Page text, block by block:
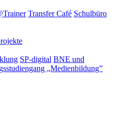
Transfer Café Schulbüro
SP-digital BNE und
„Medienbildung”